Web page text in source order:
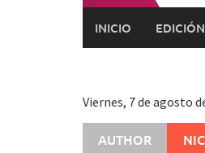
INICIO
Viernes, 7 de agosto
AUTHOR